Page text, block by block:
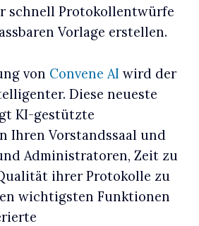
schnell Protokollentwürfe
Vorlage erstellen.
von Convene AI wird der
Diese neueste
KI-gestützte
Ihren Vorstandssaal und
Administratoren, Zeit zu
ihrer Protokolle zu
wichtigsten Funktionen